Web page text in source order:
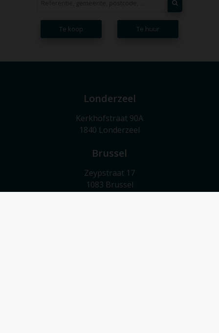
Te koop Te huur
Londerzeel
Kerkhofstraat 90A
1840 Londerzeel
Brussel
Zeypstraat 17
1083 Brussel